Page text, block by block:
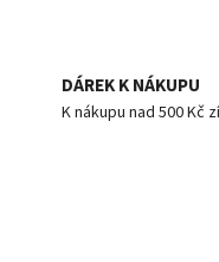
DÁREK K NÁKUPU
K nákupu nad 500 Kč